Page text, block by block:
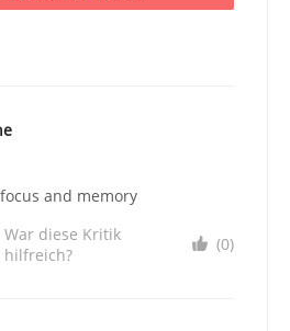
and memory
War diese Kritik
hilfreich?
(0)